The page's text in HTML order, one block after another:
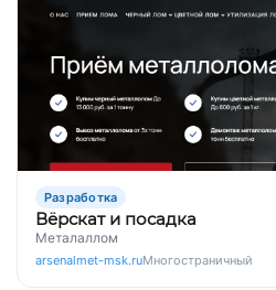
Разработка
Вёрскат и посадка
Металаллом
arsenalmet-msk.ruМногостраничный